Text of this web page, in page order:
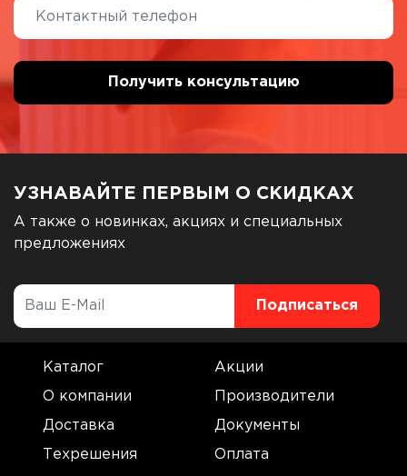
УЗНАВАЙТЕ ПЕРВЫМ О СКИДКАХ
А также о новинках, акциях и специальных
предложениях
Каталог Акции
О компании Производители
Доставка Документы
Техрешения Оплата